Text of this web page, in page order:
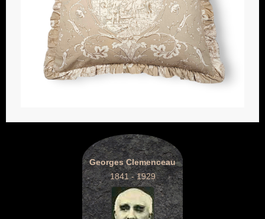
Georges Clemenceau
1841 - 1929